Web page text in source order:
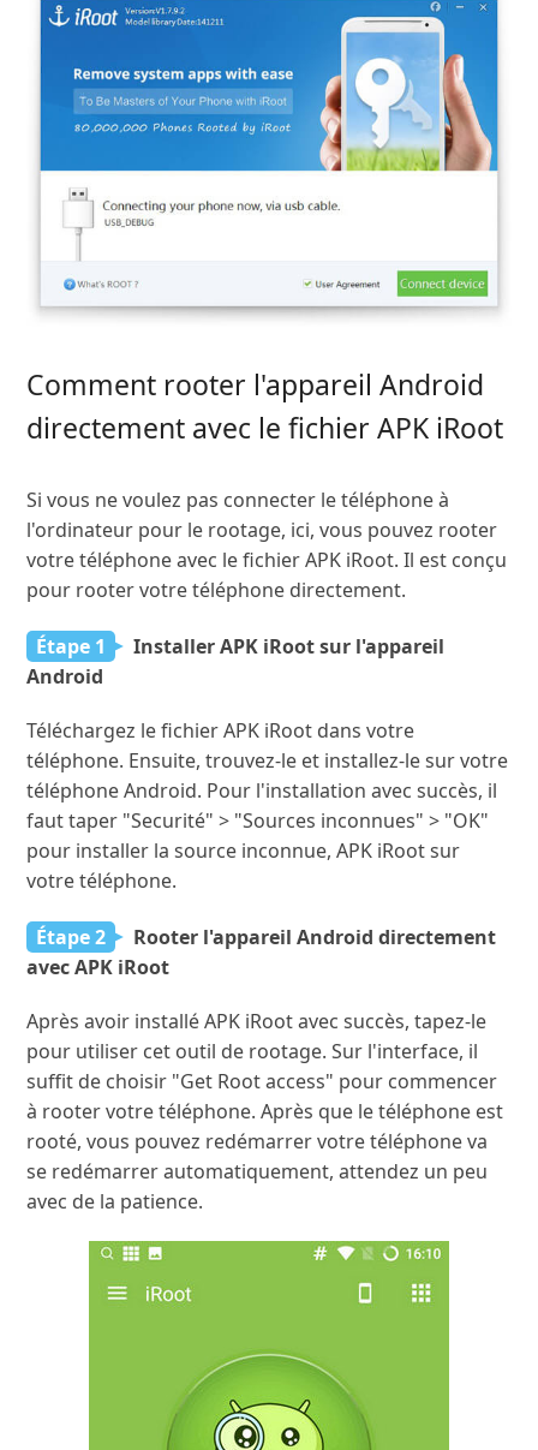
Comment rooter l'appareil Android
directement avec le fichier APK iRoot
Si vous ne voulez pas connecter le téléphone à
l'ordinateur pour le rootage, ici, vous pouvez rooter
votre téléphone avec le fichier APK iRoot. Il est conçu
pour rooter votre téléphone directement.
Étape 1
Installer APK iRoot sur l'appareil
Android
Téléchargez le fichier APK iRoot dans votre
téléphone. Ensuite, trouvez-le et installez-le sur votre
téléphone Android. Pour l'installation avec succès, il
faut taper "Securité" > "Sources inconnues" > "OK"
pour installer la source inconnue, APK iRoot sur
votre téléphone.
Étape 2
Rooter l'appareil Android directement
avec APK iRoot
Après avoir installé APK iRoot avec succès, tapez-le
pour utiliser cet outil de rootage. Sur l'interface, il
suffit de choisir "Get Root access" pour commencer
à rooter votre téléphone. Après que le téléphone est
rooté, vous pouvez redémarrer votre téléphone va
se redémarrer automatiquement, attendez un peu
avec de la patience.